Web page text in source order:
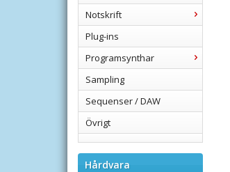
Notskrift
Plug-ins
Programsynthar
Sampling
Sequenser / DAW
Övrigt
Hårdvara